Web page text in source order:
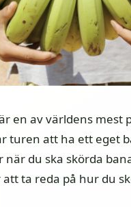
en av världens mest
turen att ha ett eget
när du ska skörda
ta reda på hur du